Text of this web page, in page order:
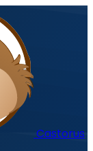
Castorus